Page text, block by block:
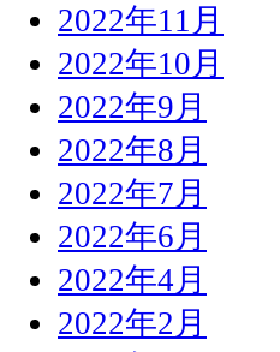
2022年11月
2022年10月
2022年9月
2022年8月
2022年7月
2022年6月
2022年4月
2022年2月